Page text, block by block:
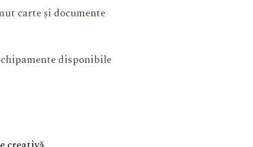
carte și documente
disponibile